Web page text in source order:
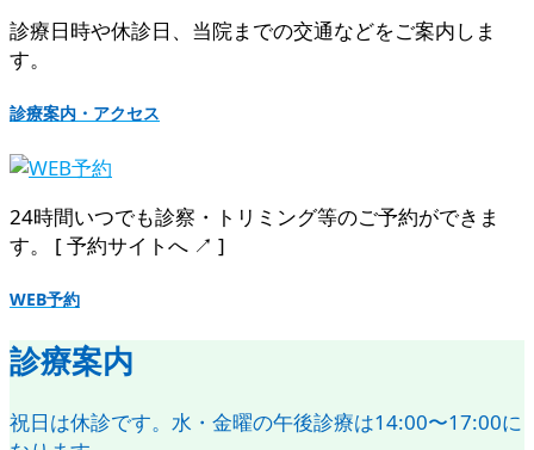
診療日時や休診日、当院までの交通などをご案内しま
す。
診療案内・アクセス
24時間いつでも診察・トリミング等のご予約ができま
す。 [ 予約サイトへ ↗︎ ]
WEB予約
診療案内
祝日は休診です。水・金曜の午後診療は14:00〜17:00に